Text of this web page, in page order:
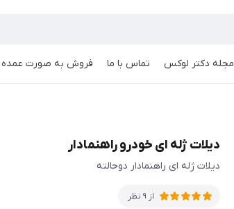
مجله دکتر لوکس تماس با ما فروش به صورت عمده
دیلات ژله ای خودرو راهنمادار
دیلات ژله ای راهنمادار دوحالته
از 9 نظر